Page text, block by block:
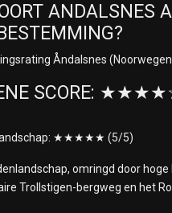
ANDALSNES
Åndalsnes
SCORE:
landschap: ★★★★★ (5/5)
omringd door hoge
Trollstigen-bergweg en het